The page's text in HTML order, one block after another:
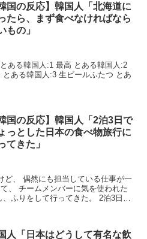
韓国の反応】韓国人「北海道に
たら、まず食べなければなら
もの」
韓国の反応】韓国人「2泊3日で
っとした日本の食べ物旅行に
てきた」
ど、 偶然にも担当している仕事が一
、 チームメンバーに気を使われた
りをして行ってきた。 2泊3日
人「日本はどうして有名な飲